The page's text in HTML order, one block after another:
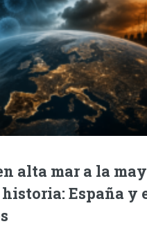
alta mar a la
España y